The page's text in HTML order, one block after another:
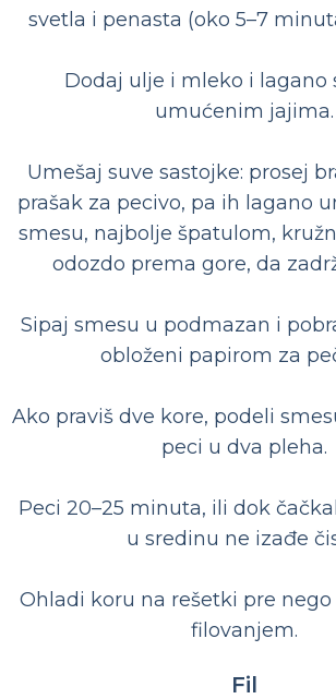
svetla i penasta (oko 5–7
Dodaj ulje i mleko i lagano
umućenim jajima.
Umešaj suve sastojke: prosej
prašak za pecivo, pa ih lagano
smesu, najbolje špatulom,
odozdo prema gore, da
Sipaj smesu u podmazan i
obloženi papirom za
Ako praviš dve kore, podeli
peci u dva pleha.
Peci 20–25 minuta, ili dok
u sredinu ne izađe
Ohladi koru na rešetki pre nego
filovanjem.
Fil